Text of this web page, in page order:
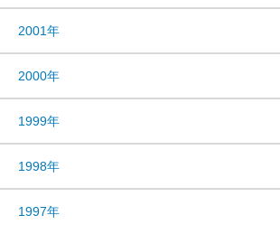
2001年
2000年
1999年
1998年
1997年